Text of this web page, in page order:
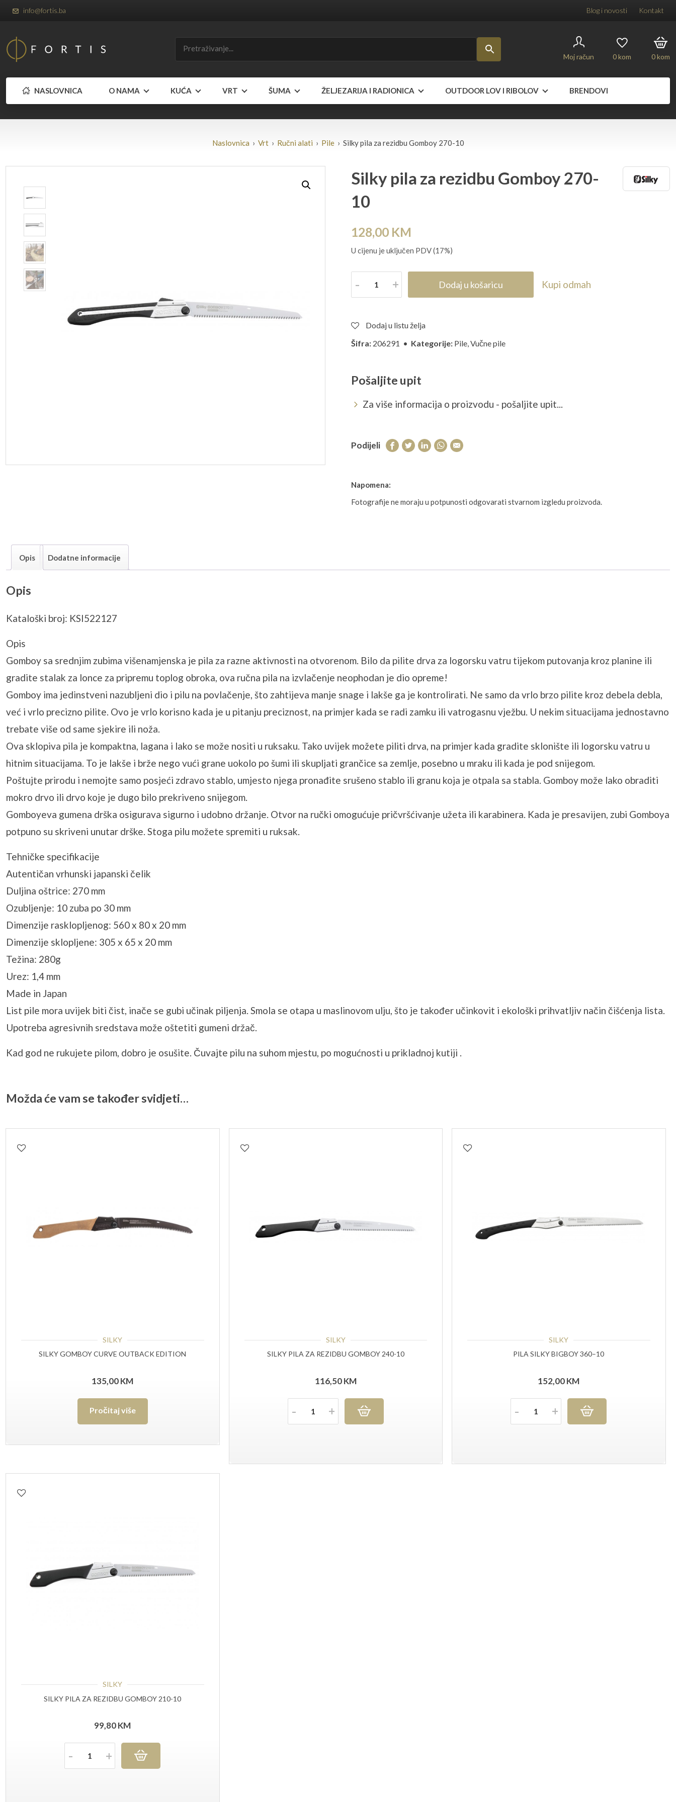
info@fortis.ba Blog i novosti Kontakt
Moj račun 0kom 0kom
NASLOVNICA O NAMA KUĆA VRT ŠUMA ŽELJEZARIJA I RADIONICA OUTDOOR LOV I RIBOLOV BRENDOVI
Naslovnica › Vrt› Ručni alati › Pile› Silky pila za rezidbu Gomboy 270-10
Silky pila za rezidbu Gomboy 270-
10
128,00 KM
U cijenu je uključen PDV (17%)
Količina Dodaj u košaricu Kupi odmah
Dodaj u listu želja
Šifra: 206291 • Kategorije: Pile,Vučne pile
Pošaljite upit
Za više informacija o proizvodu - pošaljite upit...
Podijeli
Napomena:
Fotografije ne moraju u potpunosti odgovarati stvarnom izgledu proizvoda.
Opis Dodatne informacije
Opis
Kataloški broj: KSI522127
Opis
Gomboy sa srednjim zubima višenamjenska je pila za razne aktivnosti na otvorenom. Bilo da pilite drva za logorsku vatru tijekom putovanja kroz planine ili
gradite stalak za lonce za pripremu toplog obroka, ova ručna pila na izvlačenje neophodan je dio opreme!
Gomboy ima jedinstveni nazubljeni dio i pilu na povlačenje, što zahtijeva manje snage i lakše ga je kontrolirati. Ne samo da vrlo brzo pilite kroz debela debla,
već i vrlo precizno pilite. Ovo je vrlo korisno kada je u pitanju preciznost, na primjer kada se radi zamku ili vatrogasnu vježbu. U nekim situacijama jednostavno
trebate više od same sjekire ili noža.
Ova sklopiva pila je kompaktna, lagana i lako se može nositi u ruksaku. Tako uvijek možete piliti drva, na primjer kada gradite sklonište ili logorsku vatru u
hitnim situacijama. To je lakše i brže nego vući grane uokolo po šumi ili skupljati grančice sa zemlje, posebno u mraku ili kada je pod snijegom.
Poštujte prirodu i nemojte samo posjeći zdravo stablo, umjesto njega pronađite srušeno stablo ili granu koja je otpala sa stabla. Gomboy može lako obraditi
mokro drvo ili drvo koje je dugo bilo prekriveno snijegom.
Gomboyeva gumena drška osigurava sigurno i udobno držanje. Otvor na ručki omogućuje pričvršćivanje užeta ili karabinera. Kada je presavijen, zubi Gomboya
potpuno su skriveni unutar drške. Stoga pilu možete spremiti u ruksak.
Tehničke specifikacije
Autentičan vrhunski japanski čelik
Duljina oštrice: 270 mm
Ozubljenje: 10 zuba po 30 mm
Dimenzije rasklopljenog: 560 x 80 x 20 mm
Dimenzije sklopljene: 305 x 65 x 20 mm
Težina: 280g
Urez: 1,4 mm
Made in Japan
List pile mora uvijek biti čist, inače se gubi učinak piljenja. Smola se otapa u maslinovom ulju, što je također učinkovit i ekološki prihvatljiv način čišćenja lista.
Upotreba agresivnih sredstava može oštetiti gumeni držač.
Kad god ne rukujete pilom, dobro je osušite. Čuvajte pilu na suhom mjestu, po mogućnosti u prikladnoj kutiji .
Možda će vam se također svidjeti…
SILKY
SILKY GOMBOY CURVE OUTBACK EDITION
135,00KM
Pročitaj više
SILKY
SILKY PILA ZA REZIDBU GOMBOY 240-10
116,50KM
Količina
SILKY
PILA SILKY BIGBOY 360–10
152,00KM
Količina
SILKY
SILKY PILA ZA REZIDBU GOMBOY 210-10
99,80KM
Količina